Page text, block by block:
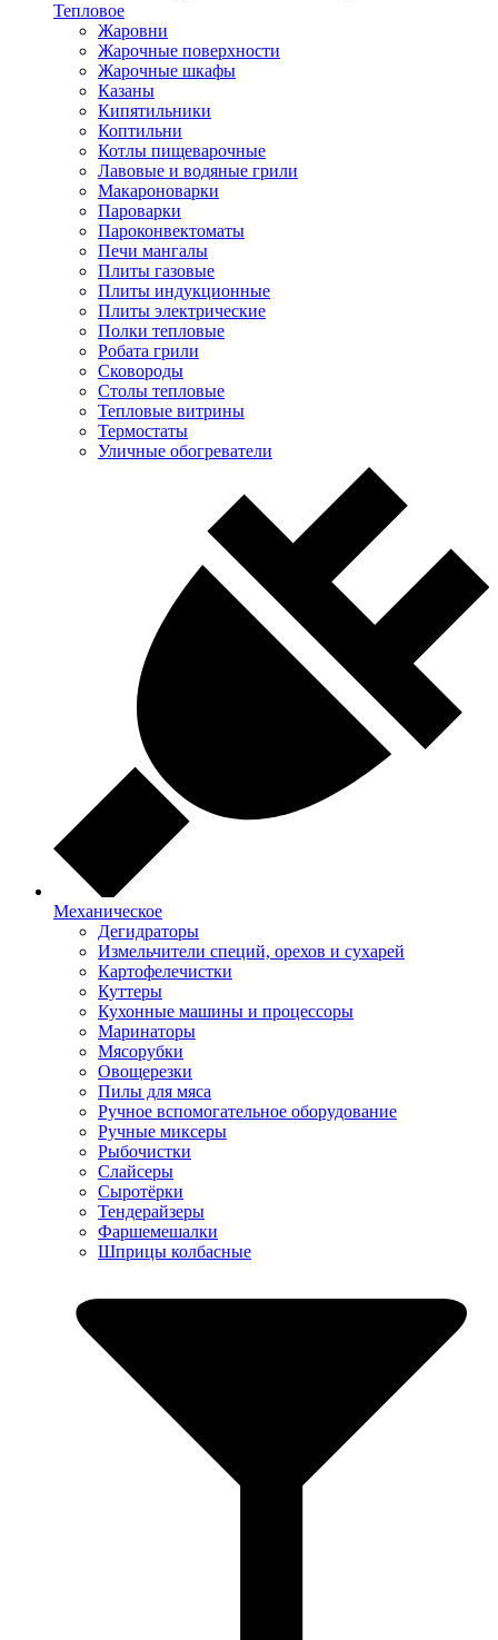
Тепловое
Жаровни
Жарочные поверхности
Жарочные шкафы
Казаны
Кипятильники
Коптильни
Котлы пищеварочные
Лавовые и водяные грили
Макароноварки
Пароварки
Пароконвектоматы
Печи мангалы
Плиты газовые
Плиты индукционные
Плиты электрические
Полки тепловые
Робата грили
Сковороды
Столы тепловые
Тепловые витрины
Термостаты
Уличные обогреватели
Механическое
Дегидраторы
Измельчители специй, орехов и сухарей
Картофелечистки
Куттеры
Кухонные машины и процессоры
Маринаторы
Мясорубки
Овощерезки
Пилы для мяса
Ручное вспомогательное оборудование
Ручные миксеры
Рыбочистки
Слайсеры
Сыротёрки
Тендерайзеры
Фаршемешалки
Шприцы колбасные